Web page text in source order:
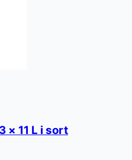
× 11 L i sort